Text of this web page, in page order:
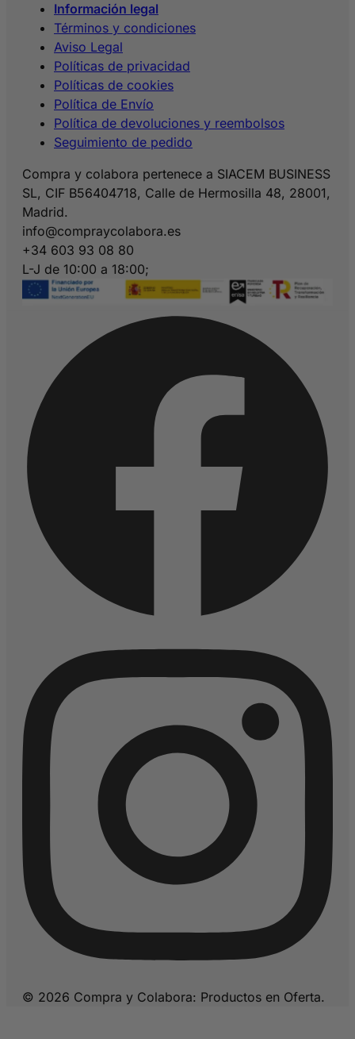
Información legal
Términos y condiciones
Aviso Legal
Políticas de privacidad
Políticas de cookies
Política de Envío
Política de devoluciones y reembolsos
Seguimiento de pedido
Compra y colabora pertenece a SIACEM BUSINESS
SL, CIF B56404718, Calle de Hermosilla 48, 28001,
Madrid.
info@compraycolabora.es
+34 603 93 08 80
L-J de 10:00 a 18:00;
V de 10:00 a 15:00
© 2026 Compra y Colabora: Productos en Oferta.